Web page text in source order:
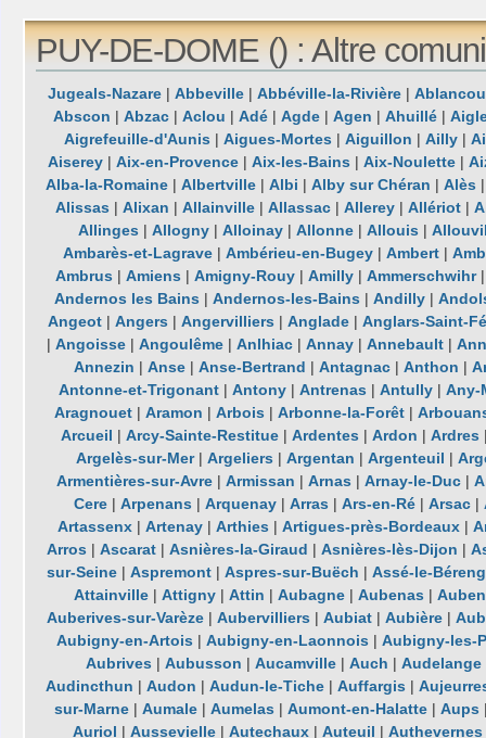
PUY-DE-DOME () : Altre
Jugeals-Nazare |Abbeville |Abbéville-la-Rivière |
Abscon | Abzac| Aclou | Adé| Agde| Agen | Ahuillé|
Aigrefeuille-d'Aunis | Aigues-Mortes | Aiguillon | Ailly|
Aiserey| Aix-en-Provence| Aix-les-Bains | Aix-Noulette|
Alba-la-Romaine| Albertville| Albi | Alby sur Chéran | Alès
Alissas | Alixan | Allainville| Allassac| Allerey| Allériot|
Allinges | Allogny| Alloinay| Allonne| Allouis |
Ambarès-et-Lagrave| Ambérieu-en-Bugey| Ambert|
Ambrus |Amiens |Amigny-Rouy |Amilly |Ammerschwihr
Andernos les Bains | Andernos-les-Bains | Andilly|
Angeot| Angers | Angervilliers | Anglade| Anglars-Saint-
| Angoisse| Angoulême| Anlhiac| Annay| Annebault|
Annezin | Anse| Anse-Bertrand | Antagnac| Anthon |
Antonne-et-Trigonant |Antony |Antrenas |Antully |Any-
Aragnouet| Aramon | Arbois | Arbonne-la-Forêt|
Arcueil |Arcy-Sainte-Restitue |Ardentes |Ardon |Ardres
Argelès-sur-Mer| Argeliers | Argentan | Argenteuil |
Armentières-sur-Avre |Armissan |Arnas |Arnay-le-Duc |
Cere |Arpenans |Arquenay |Arras |Ars-en-Ré |Arsac |
Artassenx| Artenay| Arthies | Artigues-près-Bordeaux|
Arros | Ascarat| Asnières-la-Giraud | Asnières-lès-Dijon |
sur-Seine| Aspremont| Aspres-sur-Buëch | Assé-le-
Attainville| Attigny| Attin | Aubagne| Aubenas |
Auberives-sur-Varèze |Aubervilliers |Aubiat |Aubière |
Aubigny-en-Artois |Aubigny-en-Laonnois |Aubigny-les-
Aubrives |Aubusson |Aucamville |Auch |Audelange
Audincthun |Audon |Audun-le-Tiche |Auffargis |
sur-Marne |Aumale |Aumelas |Aumont-en-Halatte |Aups
Auriol |Aussevielle |Autechaux |Auteuil |Authevernes